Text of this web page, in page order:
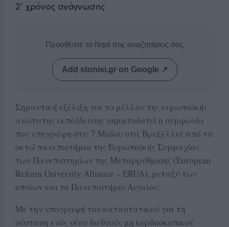
2' χρόνος ανάγνωσης
Προσθέστε το Νησί στις αναζητήσεις σας
Add stonisi.gr on Google ↗
Σημαντική εξέλιξη για το μέλλον της ευρωπαϊκής
ανώτατης εκπαίδευσης σηματοδοτεί η συμφωνία
που υπεγράφη στις 7 Μαΐου στις Βρυξέλλες από τα
οκτώ πανεπιστήμια της Ευρωπαϊκής Συμμαχίας
των Πανεπιστημίων της Μεταρρύθμισης (European
Reform University Alliance – ERUA), μεταξύ των
οποίων και το Πανεπιστήμιο Αιγαίου.
Με την υπογραφή του καταστατικού για τη
σύσταση ενός νέου διεθνούς μη κερδοσκοπικού